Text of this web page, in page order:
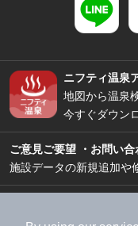
ニフティ温泉
地図から温泉
今すぐダウン
ご意見ご要望 ・お問い合
施設データの新規追加や